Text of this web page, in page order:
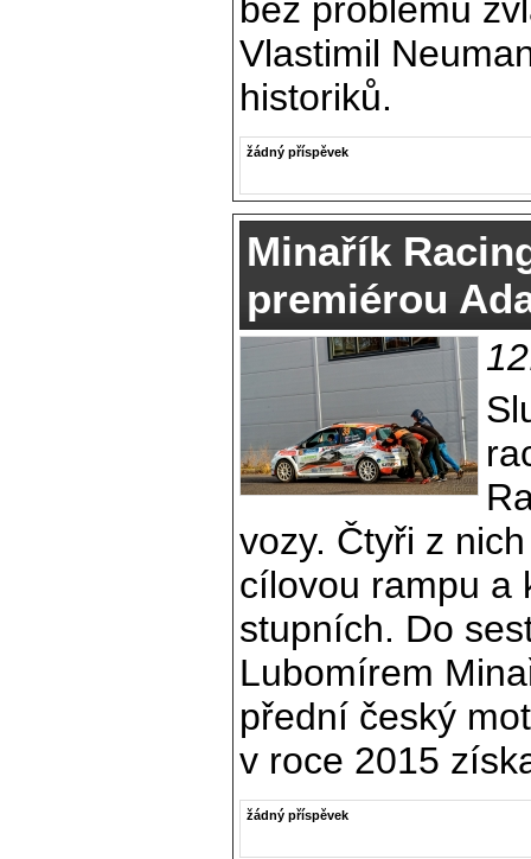
bez problémů
Vlastimil
historiků.
žádný příspěvek
Minařík
premiérou
vozy. Čtyři z
cílovou rampu a
stupních. Do
Lubomírem
přední český
v roce 2015
žádný příspěvek